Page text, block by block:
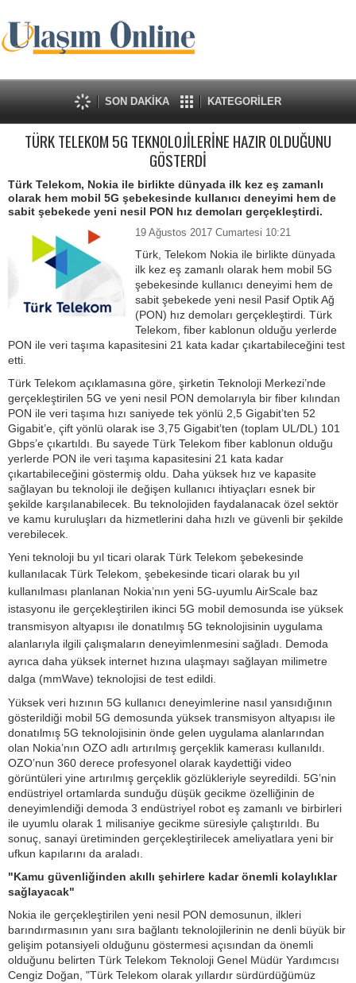
SON DAKİKA KATEGORİLER
TÜRK TELEKOM 5G TEKNOLOJİLERİNE HAZIR OLDUĞUNU
GÖSTERDİ
Türk Telekom, Nokia ile birlikte dünyada ilk kez eş zamanlı
olarak hem mobil 5G şebekesinde kullanıcı deneyimi hem de
sabit şebekede yeni nesil PON hız demoları gerçekleştirdi.
19 Ağustos 2017 Cumartesi 10:21
Türk, Telekom Nokia ile birlikte dünyada
ilk kez eş zamanlı olarak hem mobil 5G
şebekesinde kullanıcı deneyimi hem de
sabit şebekede yeni nesil Pasif Optik Ağ
(PON) hız demoları gerçekleştirdi. Türk
Telekom, fiber kablonun olduğu yerlerde
PON ile veri taşıma kapasitesini 21 kata kadar çıkartabileceğini test
etti.
Türk Telekom açıklamasına göre, şirketin Teknoloji Merkezi’nde
gerçekleştirilen 5G ve yeni nesil PON demolarıyla bir fiber kılından
PON ile veri taşıma hızı saniyede tek yönlü 2,5 Gigabit’ten 52
Gigabit’e, çift yönlü olarak ise 3,75 Gigabit’ten (toplam UL/DL) 101
Gbps’e çıkartıldı. Bu sayede Türk Telekom fiber kablonun olduğu
yerlerde PON ile veri taşıma kapasitesini 21 kata kadar
çıkartabileceğini göstermiş oldu. Daha yüksek hız ve kapasite
sağlayan bu teknoloji ile değişen kullanıcı ihtiyaçları esnek bir
şekilde karşılanabilecek. Bu teknolojiden faydalanacak özel sektör
ve kamu kuruluşları da hizmetlerini daha hızlı ve güvenli bir şekilde
verebilecek.
Yeni teknoloji bu yıl ticari olarak Türk Telekom şebekesinde
kullanılacak Türk Telekom, şebekesinde ticari olarak bu yıl
kullanılması planlanan Nokia’nın yeni 5G-uyumlu AirScale baz
istasyonu ile gerçekleştirilen ikinci 5G mobil demosunda ise yüksek
transmisyon altyapısı ile donatılmış 5G teknolojisinin uygulama
alanlarıyla ilgili çalışmaların deneyimlenmesini sağladı. Demoda
ayrıca daha yüksek internet hızına ulaşmayı sağlayan milimetre
dalga (mmWave) teknolojisi de test edildi.
Yüksek veri hızının 5G kullanıcı deneyimlerine nasıl yansıdığının
gösterildiği mobil 5G demosunda yüksek transmisyon altyapısı ile
donatılmış 5G teknolojisinin önde gelen uygulama alanlarından
olan Nokia’nın OZO adlı artırılmış gerçeklik kamerası kullanıldı.
OZO’nun 360 derece profesyonel olarak kaydettiği video
görüntüleri yine artırılmış gerçeklik gözlükleriyle seyredildi. 5G’nin
endüstriyel ortamlarda sunduğu düşük gecikme özelliğinin de
deneyimlendiği demoda 3 endüstriyel robot eş zamanlı ve birbirleri
ile uyumlu olarak 1 milisaniye gecikme süresiyle çalıştırıldı. Bu
sonuç, sanayi üretiminden gerçekleştirilecek ameliyatlara yeni bir
ufkun kapılarını da araladı.
"Kamu güvenliğinden akıllı şehirlere kadar önemli kolaylıklar
sağlayacak"
Nokia ile gerçekleştirilen yeni nesil PON demosunun, ilkleri
barındırmasının yanı sıra bağlantı teknolojilerinin ne denli büyük bir
gelişim potansiyeli olduğunu göstermesi açısından da önemli
olduğunu belirten Türk Telekom Teknoloji Genel Müdür Yardımcısı
Cengiz Doğan, "Türk Telekom olarak yıllardır sürdürdüğümüz